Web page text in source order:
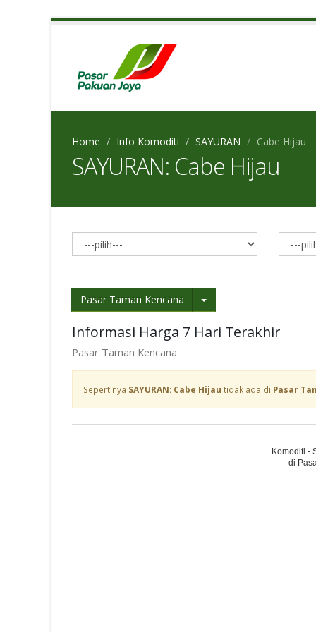
Home Info Komoditi SAYURAN Cabe Hijau
SAYURAN: Cabe Hijau
Pasar Taman Kencana
Informasi Harga 7 Hari Terakhir
Pasar Taman Kencana
Sepertinya SAYURAN: Cabe Hijau tidak ada di Pasar
Komoditi -
di